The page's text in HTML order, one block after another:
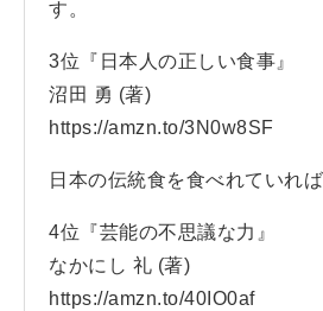
す。
3位『日本人の正しい食事』
沼田 勇 (著)
https://amzn.to/3N0w8SF
日本の伝統食を食べれていれ
4位『芸能の不思議な力』
なかにし 礼 (著)
https://amzn.to/40IO0af